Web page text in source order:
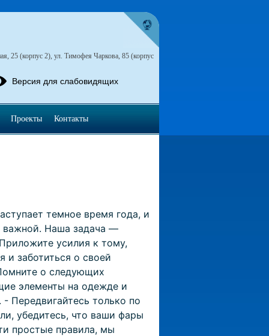
темное время года, и
важной. Наша задача —
усилия к тому,
и заботиться о своей
о следующих
элементы на одежде и
Передвигайтесь только по
убедитесь, что ваши фары
простые правила, мы
25 (корпус 2), ул. Тимофея Чаркова, 85 (корпус
Версия для слабовидящих
Проекты Контакты